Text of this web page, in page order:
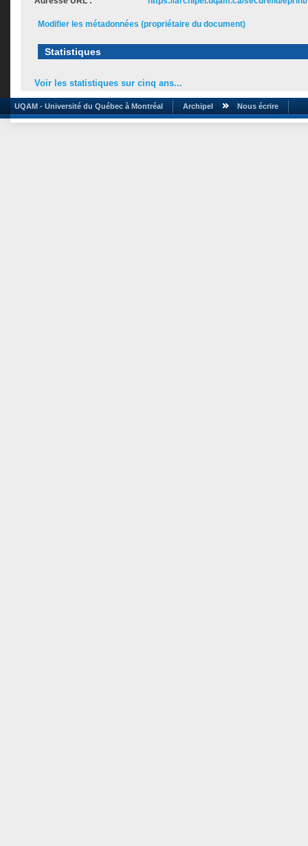
Modifier les métadonnées (propriétaire du document)
Statistiques
Voir les statistiques sur cinq ans...
UQAM - Université du Québec à Montréal Archipel Nous écrire